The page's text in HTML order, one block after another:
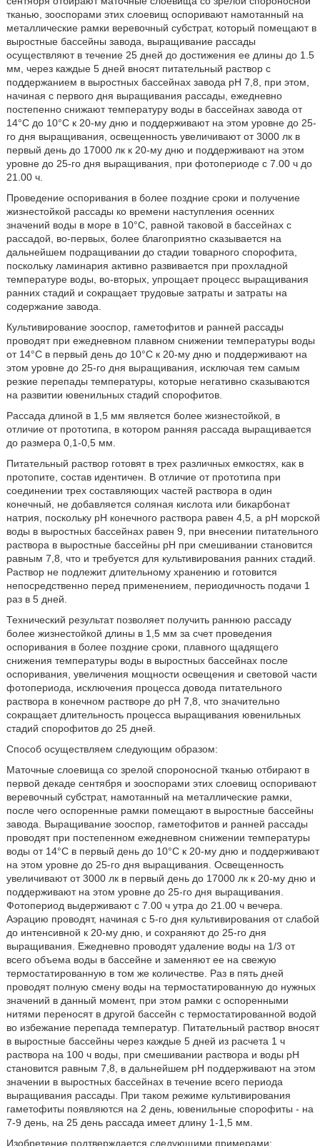
тканью, зооспорами этих слоевищ оспоривают намотанный на
металлические рамки веревочный субстрат, который помещают в
выростные бассейны завода, выращивание рассады
осуществляют в течение 25 дней до достижения ее длины до 1.5
мм, через каждые 5 дней вносят питательный раствор с
поддержанием в выростных бассейнах завода рН 7,8, при этом,
начиная с первого дня выращивания рассады, ежедневно
постепенно снижают температуру воды в бассейнах завода от
14°С до 10°С к 20-му дню и поддерживают на этом уровне до 25-
го дня выращивания, освещенность увеличивают от 3000 лк в
первый день до 17000 лк к 20-му дню и поддерживают на этом
уровне до 25-го дня выращивания, при фотопериоде с 7.00 ч до
21.00 ч.
Проведение оспоривания в более поздние сроки и получение
жизнестойкой рассады ко времени наступления осенних
значений воды в море в 10°С, равной таковой в бассейнах с
рассадой, во-первых, более благоприятно сказывается на
дальнейшем подращивании до стадии товарного спорофита,
поскольку ламинария активно развивается при прохладной
температуре воды, во-вторых, упрощает процесс выращивания
ранних стадий и сокращает трудовые затраты и затраты на
содержание завода.
Культивирование зооспор, гаметофитов и ранней рассады
проводят при ежедневном плавном снижении температуры воды
от 14°С в первый день до 10°С к 20-му дню и поддерживают на
этом уровне до 25-го дня выращивания, исключая тем самым
резкие перепады температуры, которые негативно сказываются
на развитии ювенильных стадий спорофитов.
Рассада длиной в 1,5 мм является более жизнестойкой, в
отличие от прототипа, в котором ранняя рассада выращивается
до размера 0,1-0,5 мм.
Питательный раствор готовят в трех различных емкостях, как в
протопите, состав идентичен. В отличие от прототипа при
соединении трех составляющих частей раствора в один
конечный, не добавляется соляная кислота или бикарбонат
натрия, поскольку рН конечного раствора равен 4,5, а рН морской
воды в выростных бассейнах равен 9, при внесении питательного
раствора в выростные бассейны рН при смешивании становится
равным 7,8, что и требуется для культивирования ранних стадий.
Раствор не подлежит длительному хранению и готовится
непосредственно перед применением, периодичность подачи 1
раз в 5 дней.
Технический результат позволяет получить раннюю рассаду
более жизнестойкой длины в 1,5 мм за счет проведения
оспоривания в более поздние сроки, плавного щадящего
снижения температуры воды в выростных бассейнах после
оспоривания, увеличения мощности освещения и световой части
фотопериода, исключения процесса довода питательного
раствора в конечном растворе до рН 7,8, что значительно
сокращает длительность процесса выращивания ювенильных
стадий спорофитов до 25 дней.
Способ осуществляем следующим образом:
Маточные слоевища со зрелой спороносной тканью отбирают в
первой декаде сентября и зооспорами этих слоевищ оспоривают
веревочный субстрат, намотанный на металлические рамки,
после чего оспоренные рамки помещают в выростные бассейны
завода. Выращивание зооспор, гаметофитов и ранней рассады
проводят при постепенном ежедневном снижении температуры
воды от 14°С в первый день до 10°С к 20-му дню и поддерживают
на этом уровне до 25-го дня выращивания. Освещенность
увеличивают от 3000 лк в первый день до 17000 лк к 20-му дню и
поддерживают на этом уровне до 25-го дня выращивания.
Фотопериод выдерживают с 7.00 ч утра до 21.00 ч вечера.
Аэрацию проводят, начиная с 5-го дня культивирования от слабой
до интенсивной к 20-му дню, и сохраняют до 25-го дня
выращивания. Ежедневно проводят удаление воды на 1/3 от
всего объема воды в бассейне и заменяют ее на свежую
термостатированную в том же количестве. Раз в пять дней
проводят полную смену воды на термостатированную до нужных
значений в данный момент, при этом рамки с оспоренными
нитями переносят в другой бассейн с термостатированной водой
во избежание перепада температур. Питательный раствор вносят
в выростные бассейны через каждые 5 дней из расчета 1 ч
раствора на 100 ч воды, при смешивании раствора и воды рН
становится равным 7,8, в дальнейшем рН поддерживают на этом
значении в выростных бассейнах в течение всего периода
выращивания рассады. При таком режиме культивирования
гаметофиты появляются на 2 день, ювенильные спорофиты - на
7-9 день, на 25 день рассада имеет длину 1-1,5 мм.
Изобретение подтверждается следующими примерами: